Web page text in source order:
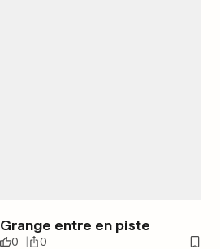
Grange entre en piste
0 0